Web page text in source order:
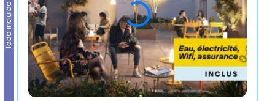
Todo incluido